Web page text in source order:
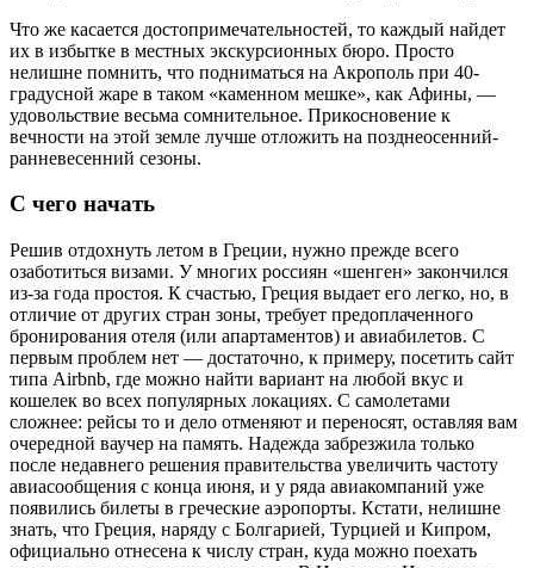
Что же касается достопримечательностей, то каждый найдет
их в избытке в местных экскурсионных бюро. Просто
нелишне помнить, что подниматься на Акрополь при 40-
градусной жаре в таком «каменном мешке», как Афины, —
удовольствие весьма сомнительное. Прикосновение к
вечности на этой земле лучше отложить на позднеосенний-
ранневесенний сезоны.
С чего начать
Решив отдохнуть летом в Греции, нужно прежде всего
озаботиться визами. У многих россиян «шенген» закончился
из-за года простоя. К счастью, Греция выдает его легко, но, в
отличие от других стран зоны, требует предоплаченного
бронирования отеля (или апартаментов) и авиабилетов. С
первым проблем нет — достаточно, к примеру, посетить сайт
типа Airbnb, где можно найти вариант на любой вкус и
кошелек во всех популярных локациях. С самолетами
сложнее: рейсы то и дело отменяют и переносят, оставляя вам
очередной ваучер на память. Надежда забрезжила только
после недавнего решения правительства увеличить частоту
авиасообщения с конца июня, и у ряда авиакомпаний уже
появились билеты в греческие аэропорты. Кстати, нелишне
знать, что Греция, наряду с Болгарией, Турцией и Кипром,
официально отнесена к числу стран, куда можно поехать